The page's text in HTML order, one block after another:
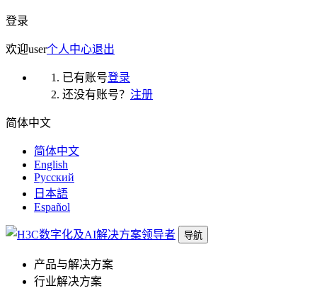
登录
欢迎user个人中心退出
已有账号登录
还没有账号？ 注册
简体中文
简体中文
English
Русский
日本語
Español
导航
产品与解决方案
行业解决方案